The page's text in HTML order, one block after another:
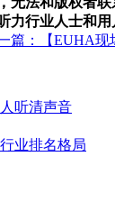
行业人士和
篇：【EUHA现
听清声音
业排名格局